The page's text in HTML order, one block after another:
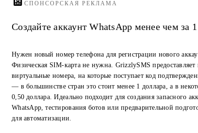
СПОНСОРСКАЯ РЕКЛАМА
Создайте аккаунт WhatsApp менее чем за
Нужен новый номер телефона для регистрации нового
Физическая SIM-карта не нужна. GrizzlySMS предоставляет
виртуальные номера, на которые поступает код
— в большинстве стран это стоит менее 1 доллара, а в
0,50 доллара. Идеально подходит для создания запасного
WhatsApp, тестирования ботов или предварительной
для автоматизации.